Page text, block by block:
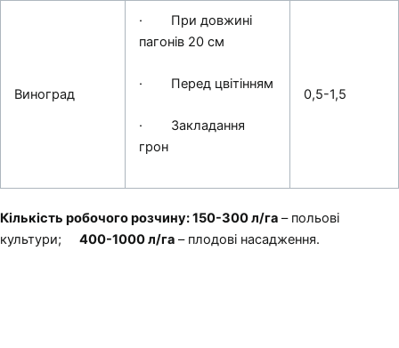
Виноград
· При довжині
пагонів 20 см
· Перед цвітінням
· Закладання
грон
0,5-1,5
Кількість робочого розчину:150-300 л/га – польові
культури; 400-1000 л/га – плодові насадження.